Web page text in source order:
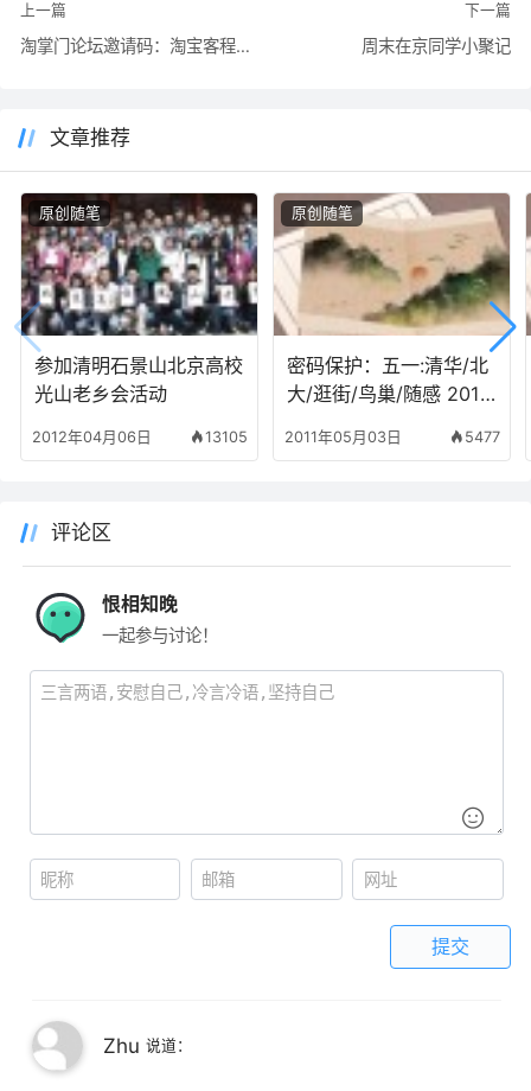
上一篇
淘掌门论坛邀请码：淘宝客程序哪个好用？合适的才是最好的！
下一篇
周末在京同学小聚记
文章推荐
参加清明石景山北京高校
光山老乡会活动
2012年04月06日 13105
原创随笔
密码保护：五一:清华/北
大/逛街/鸟巢/随感 2011
2011年05月03日 5477
原创随笔
评论区
恨相知晚
一起参与讨论！
提交
Zhu 说道：